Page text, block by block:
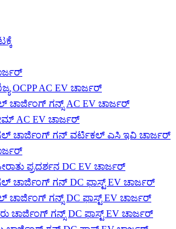
OCPP AC EV ಚಾರ್ಜರ್
ಚಾರ್ಜಿಂಗ್ ಗನ್ಸ್ AC EV ಚಾರ್ಜರ್
AC EV ಚಾರ್ಜರ್
ಚಾರ್ಜಿಂಗ್ ಗನ್ ವರ್ಟಿಕಲ್ ಎಸಿ ಇವಿ ಚಾರ್ಜರ್
ಪ್ರದರ್ಶನ DC EV ಚಾರ್ಜರ್
ಚಾರ್ಜಿಂಗ್ ಗನ್ DC ಫಾಸ್ಟ್ EV ಚಾರ್ಜರ್
ಚಾರ್ಜಿಂಗ್ ಗನ್ಸ್ DC ಫಾಸ್ಟ್ EV ಚಾರ್ಜರ್
ಚಾರ್ಜಿಂಗ್ ಗನ್ಸ್ DC ಫಾಸ್ಟ್ EV ಚಾರ್ಜರ್